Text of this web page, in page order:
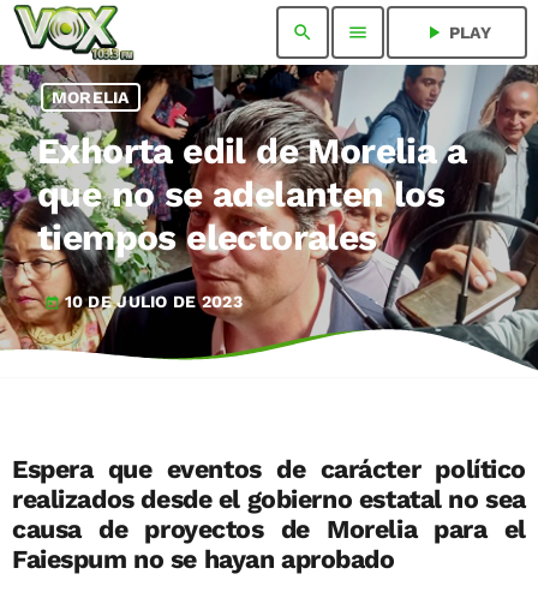
search menu play_arrow PLAY
MORELIA
Exhorta edil de Morelia a
que no se adelanten los
tiempos electorales
today 10 DE JULIO DE 2023
Espera que eventos de carácter político
realizados desde el gobierno estatal no sea
causa de proyectos de Morelia para el
Faiespum no se hayan aprobado